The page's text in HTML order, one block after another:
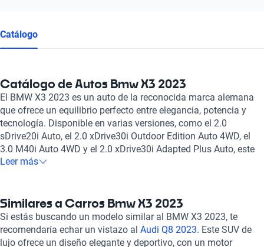
Catálogo
Catálogo de Autos Bmw X3 2023
El BMW X3 2023 es un auto de la reconocida marca alemana
que ofrece un equilibrio perfecto entre elegancia, potencia y
tecnología. Disponible en varias versiones, como el 2.0
sDrive20i Auto, el 2.0 xDrive30i Outdoor Edition Auto 4WD, el
3.0 M40i Auto 4WD y el 2.0 xDrive30i Adapted Plus Auto, este
SUV de lujo destaca por su diseño sofisticado, su motor
aire frontales y laterales, sistema de frenos ABS, asistencia de
frenado, sensor de distancia y opciones de techo panorámico o
quemacocos, el BMW X3 2023 es una opción ideal para
quienes buscan confort, seguridad y estilo en un solo auto.
Leer más
Similares a Carros Bmw X3 2023
Si estás buscando un modelo similar al BMW X3 2023, te
recomendaría echar un vistazo al Audi Q8 2023. Este SUV de
lujo ofrece un diseño elegante y deportivo, con un motor